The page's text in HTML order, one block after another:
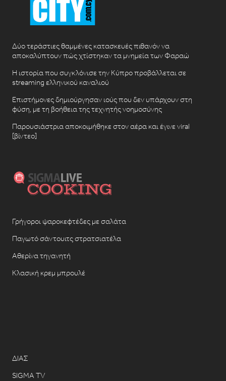
Δύο τεράστιες θαμμένες κατασκευές πιθανόν να
αποκαλύπτουν πώς χτίστηκαν τα μνημεία των Φαραώ
Η ιστορία που συγκλόνισε την Κύπρο προβάλλεται σε
streaming ελληνικού καναλιού
Επιστήμονες δημιούργησαν ιούς που δεν υπάρχουν στη
φύση, με τη βοήθεια της τεχνητής νοημοσύνης
Παρουσιάστρια αποκοιμήθηκε στον αέρα και έγινε viral
[βίντεο]
Γρήγοροι ψαροκεφτέδες με σαλάτα
Παγωτό σάντουιτς στρατσιατέλα
Αθερίνα τηγανητή
Κλασική κρεμ μπρουλέ
ΔΙΑΣ
SIGMA TV